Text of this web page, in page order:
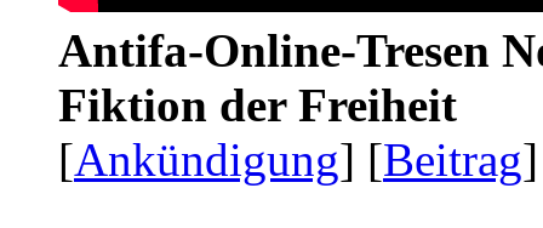
Antifa-Online-Tresen
Fiktion der Freiheit
[Ankündigung] [Beitrag